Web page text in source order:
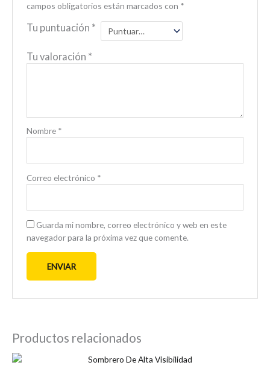
campos obligatorios están marcados con *
Tu puntuación *
Tu valoración *
Nombre *
Correo electrónico *
Guarda mi nombre, correo electrónico y web en este
navegador para la próxima vez que comente.
Productos relacionados